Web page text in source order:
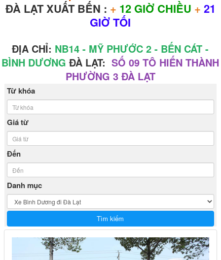
ĐÀ LẠT XUẤT BẾN : + 12 GIỜ CHIỀU + 21
GIỜ TỐI
ĐỊA CHỈ: NB14 - MỸ PHƯỚC 2 - BẾN CÁT -
BÌNH DƯƠNGĐÀ LẠT:SỐ 09 TÔ HIẾN THÀNH
PHƯỜNG 3 ĐÀ LẠT
Từ khóa
Giá từ
Đến
Danh mục